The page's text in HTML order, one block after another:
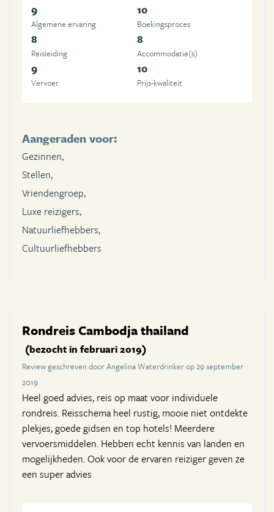
9
Algemene ervaring
10
Boekingsproces
8
Reisleiding
8
Accommodatie(s)
9
Vervoer
10
Prijs-kwaliteit
Aangeraden voor:
Gezinnen,
Stellen,
Vriendengroep,
Luxe reizigers,
Natuurliefhebbers,
Cultuurliefhebbers
Rondreis Cambodja thailand
(bezocht in februari 2019)
Review geschreven door Angelina Waterdrinker op 29 september
2019
Heel goed advies, reis op maat voor individuele
rondreis. Reisschema heel rustig, mooie niet ontdekte
plekjes, goede gidsen en top hotels! Meerdere
vervoersmiddelen. Hebben echt kennis van landen en
mogelijkheden. Ook voor de ervaren reiziger geven ze
een super advies